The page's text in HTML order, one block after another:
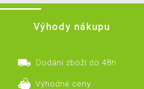
Výhody nákupu
Dodání zboží do 48h
Výhodné ceny